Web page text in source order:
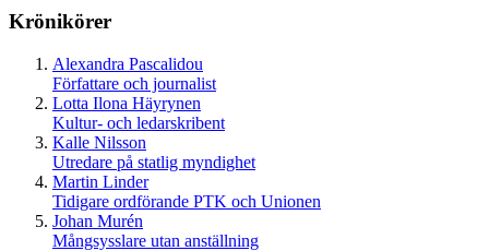
Krönikörer
Alexandra Pascalidou
Författare och journalist
Lotta Ilona Häyrynen
Kultur- och ledarskribent
Kalle Nilsson
Utredare på statlig myndighet
Martin Linder
Tidigare ordförande PTK och Unionen
Johan Murén
Mångsysslare utan anställning